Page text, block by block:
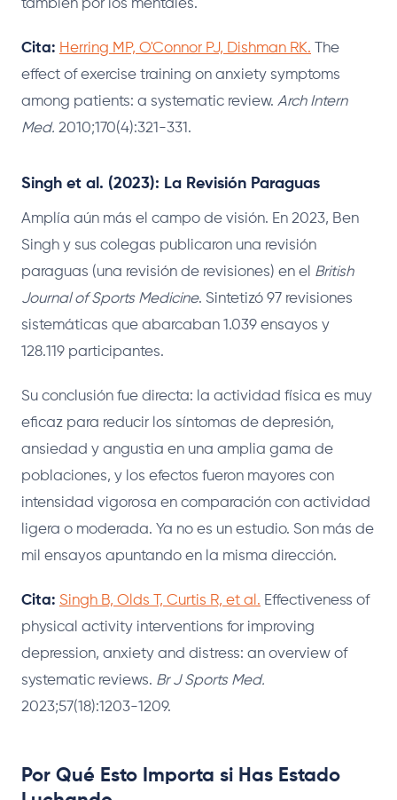
también por los mentales.
Cita: Herring MP, O'Connor PJ, Dishman RK. The
effect of exercise training on anxiety symptoms
among patients: a systematic review. Arch Intern
Med. 2010;170(4):321-331.
Singh et al. (2023): La Revisión Paraguas
Amplía aún más el campo de visión. En 2023, Ben
Singh y sus colegas publicaron una revisión
paraguas (una revisión de revisiones) en el British
Journal of Sports Medicine. Sintetizó 97 revisiones
sistemáticas que abarcaban 1.039 ensayos y
128.119 participantes.
Su conclusión fue directa: la actividad física es muy
eficaz para reducir los síntomas de depresión,
ansiedad y angustia en una amplia gama de
poblaciones, y los efectos fueron mayores con
intensidad vigorosa en comparación con actividad
ligera o moderada. Ya no es un estudio. Son más de
mil ensayos apuntando en la misma dirección.
Cita: Singh B, Olds T, Curtis R, et al. Effectiveness of
physical activity interventions for improving
depression, anxiety and distress: an overview of
systematic reviews. Br J Sports Med.
2023;57(18):1203-1209.
Por Qué Esto Importa si Has Estado